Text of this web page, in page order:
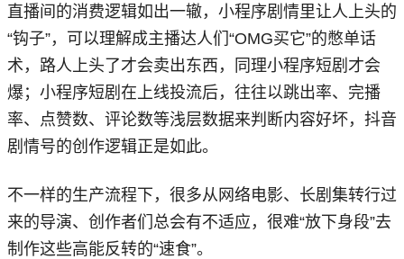
直播间的消费逻辑如出一辙，小程序剧情里让人上头的
“钩子”，可以理解成主播达人们“OMG买它”的憋单话
术，路人上头了才会卖出东西，同理小程序短剧才会
爆；小程序短剧在上线投流后，往往以跳出率、完播
率、点赞数、评论数等浅层数据来判断内容好坏，抖音
剧情号的创作逻辑正是如此。
不一样的生产流程下，很多从网络电影、长剧集转行过
来的导演、创作者们总会有不适应，很难“放下身段”去
制作这些高能反转的“速食”。